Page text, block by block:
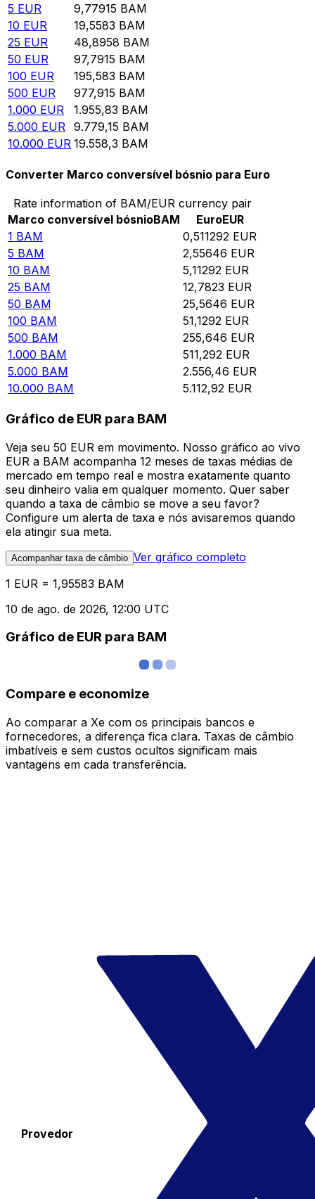
5 EUR 9,77915 BAM
10 EUR 19,5583 BAM
25 EUR 48,8958 BAM
50 EUR 97,7915 BAM
100 EUR 195,583 BAM
500 EUR 977,915 BAM
1.000 EUR 1.955,83 BAM
5.000 EUR 9.779,15 BAM
10.000 EUR 19.558,3 BAM
Converter Marco conversível bósnio para Euro
Rate information of BAM/EUR currency pair
Marco conversível bósnioBAM EuroEUR
1 BAM 0,511292 EUR
5 BAM 2,55646 EUR
10 BAM 5,11292 EUR
25 BAM 12,7823 EUR
50 BAM 25,5646 EUR
100 BAM 51,1292 EUR
500 BAM 255,646 EUR
1.000 BAM 511,292 EUR
5.000 BAM 2.556,46 EUR
10.000 BAM 5.112,92 EUR
Gráfico de EUR para BAM
Veja seu 50 EUR em movimento. Nosso gráfico ao vivo
EUR a BAM acompanha 12 meses de taxas médias de
mercado em tempo real e mostra exatamente quanto
seu dinheiro valia em qualquer momento. Quer saber
quando a taxa de câmbio se move a seu favor?
Configure um alerta de taxa e nós avisaremos quando
ela atingir sua meta.
Acompanhar taxa de câmbio Ver gráfico completo
1 EUR = 1,95583 BAM
10 de ago. de 2026, 12:00 UTC
Gráfico de EUR para BAM
Compare e economize
Ao comparar a Xe com os principais bancos e
fornecedores, a diferença fica clara. Taxas de câmbio
imbatíveis e sem custos ocultos significam mais
vantagens em cada transferência.
Provedor